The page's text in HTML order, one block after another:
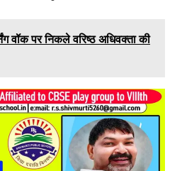
वॉक पर निकले वरिष्ठ अधिवक्ता की